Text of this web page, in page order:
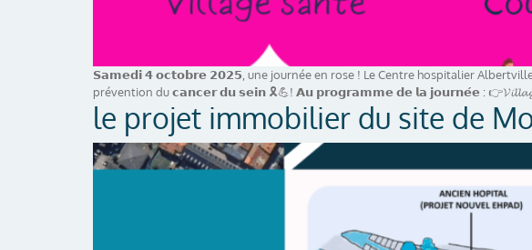
𝗦𝗮𝗺𝗲𝗱𝗶 𝟰 𝗼𝗰𝘁𝗼𝗯𝗿𝗲 𝟮𝟬𝟮𝟱, une journée en rose ! Le Centre hospitalier
prévention du 𝗰𝗮𝗻𝗰𝗲𝗿 𝗱𝘂 𝘀𝗲𝗶𝗻 🎗️💪! 𝗔𝘂 𝗽𝗿𝗼𝗴𝗿𝗮𝗺𝗺𝗲 𝗱𝗲 𝗹𝗮 𝗷𝗼𝘂𝗿𝗻𝗲́𝗲 :
le projet immobilier du site de